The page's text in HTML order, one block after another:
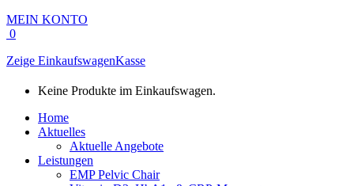
MEIN KONTO
0
Zeige EinkaufswagenKasse
Keine Produkte im Einkaufswagen.
Home
Aktuelles
Aktuelle Angebote
Leistungen
EMP Pelvic Chair